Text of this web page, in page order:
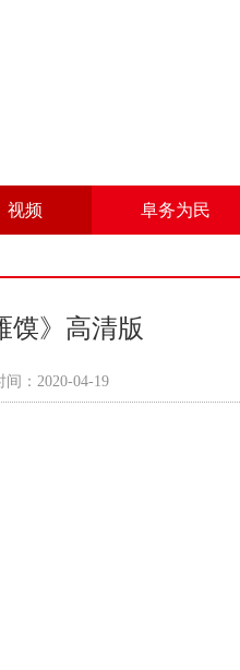
视频 阜务为民
馍》高清版
间：2020-04-19